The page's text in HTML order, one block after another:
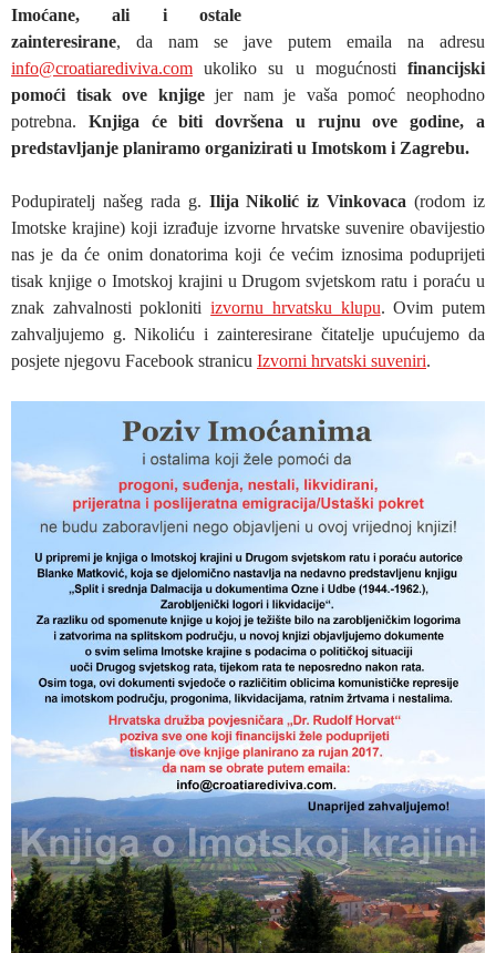
Imoćane, ali i ostale
zainteresirane, da nam se jave putem emaila na adresu
info@croatiarediviva.com ukoliko su u mogućnosti financijski
pomoći tisak ove knjigejer nam je vaša pomoć neophodno
potrebna. Knjiga će biti dovršena u rujnu ove godine, a
predstavljanje planiramo organizirati u Imotskom i Zagrebu.
Podupiratelj našeg rada g. Ilija Nikolić iz Vinkovaca (rodom iz
Imotske krajine) koji izrađuje izvorne hrvatske suvenire obavijestio
nas je da će onim donatorima koji će većim iznosima poduprijeti
tisak knjige o Imotskoj krajini u Drugom svjetskom ratu i poraću u
znak zahvalnosti poklonitiizvornu hrvatsku klupu. Ovim putem
zahvaljujemo g. Nikoliću i zainteresirane čitatelje upućujemo da
posjete njegovu Facebook stranicu Izvorni hrvatski suveniri.